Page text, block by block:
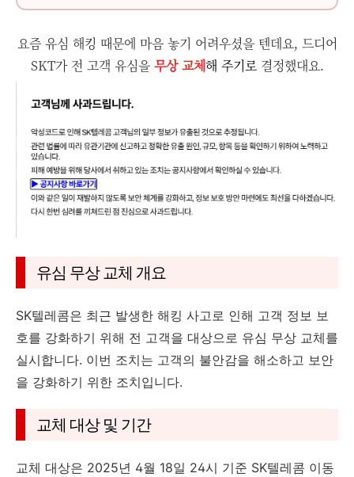
요즘 유심 해킹 때문에 마음 놓기 어려우셨을 텐데요, 드디어
SKT가 전 고객 유심을 무상 교체해 주기로결정했대요.
유심 무상 교체 개요
SK텔레콤은 최근 발생한 해킹 사고로 인해 고객 정보 보
호를 강화하기 위해 전 고객을 대상으로 유심 무상 교체를
실시합니다. 이번 조치는 고객의 불안감을 해소하고 보안
을 강화하기 위한 조치입니다.
교체 대상 및 기간
교체 대상은 2025년 4월 18일 24시 기준 SK텔레콤 이동